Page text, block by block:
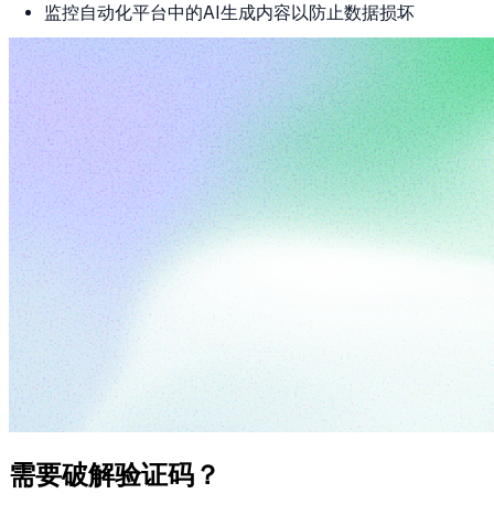
监控自动化平台中的AI生成内容以防止数据损坏
需要破解验证码？